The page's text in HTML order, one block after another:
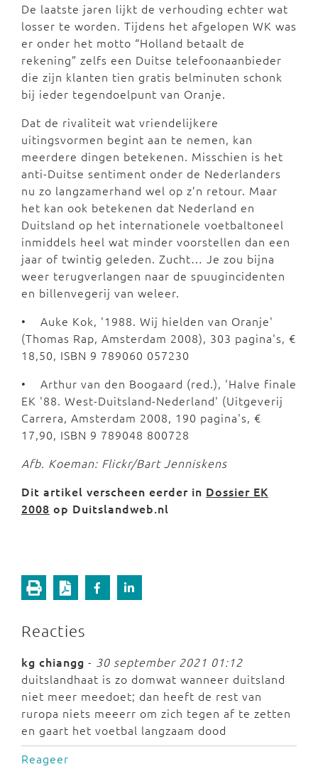
De laatste jaren lijkt de verhouding echter wat
losser te worden. Tijdens het afgelopen WK was
er onder het motto “Holland betaalt de
rekening” zelfs een Duitse telefoonaanbieder
die zijn klanten tien gratis belminuten schonk
bij ieder tegendoelpunt van Oranje.
Dat de rivaliteit wat vriendelijkere
uitingsvormen begint aan te nemen, kan
meerdere dingen betekenen. Misschien is het
anti-Duitse sentiment onder de Nederlanders
nu zo langzamerhand wel op z’n retour. Maar
het kan ook betekenen dat Nederland en
Duitsland op het internationele voetbaltoneel
inmiddels heel wat minder voorstellen dan een
jaar of twintig geleden. Zucht… Je zou bijna
weer terugverlangen naar de spuugincidenten
en billenvegerij van weleer.
• Auke Kok, '1988. Wij hielden van Oranje'
(Thomas Rap, Amsterdam 2008), 303 pagina's, €
18,50, ISBN 9 789060 057230
• Arthur van den Boogaard (red.), 'Halve finale
EK '88. West-Duitsland-Nederland' (Uitgeverij
Carrera, Amsterdam 2008, 190 pagina's, €
17,90, ISBN 9 789048 800728
Afb. Koeman: Flickr/Bart Jenniskens
Dit artikel verscheen eerder in Dossier EK
2008 op Duitslandweb.nl
Reacties
kg chiangg - 30 september 2021 01:12
duitslandhaat is zo domwat wanneer duitsland
niet meer meedoet; dan heeft de rest van
ruropa niets meeerr om zich tegen af te zetten
en gaart het voetbal langzaam dood
Reageer